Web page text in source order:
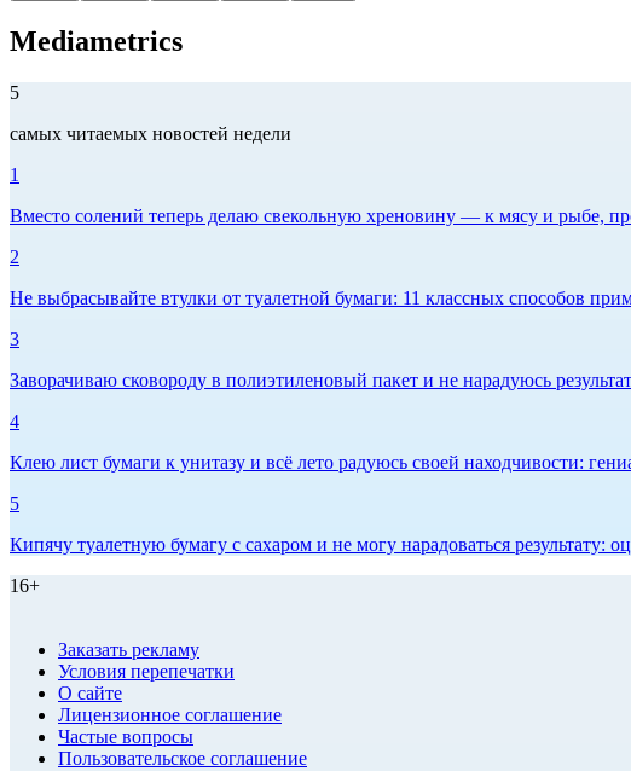
Mediametrics
5
самых читаемых новостей недели
1
Вместо солений теперь делаю свекольную хреновину — к мясу и рыбе,
2
Не выбрасывайте втулки от туалетной бумаги: 11 классных способов
3
Заворачиваю сковороду в полиэтиленовый пакет и не нарадуюсь
4
Клею лист бумаги к унитазу и всё лето радуюсь своей находчивости:
5
Кипячу туалетную бумагу с сахаром и не могу нарадоваться результату:
16+
Заказать рекламу
Условия перепечатки
О сайте
Лицензионное соглашение
Частые вопросы
Пользовательское соглашение